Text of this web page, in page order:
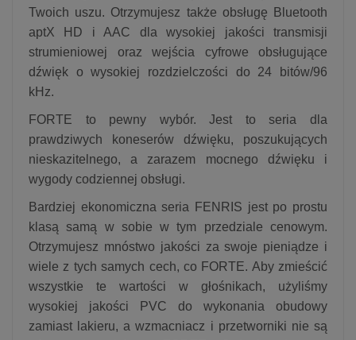
Twoich uszu. Otrzymujesz także obsługę Bluetooth
aptX HD i AAC dla wysokiej jakości transmisji
strumieniowej oraz wejścia cyfrowe obsługujące
dźwięk o wysokiej rozdzielczości do 24 bitów/96
kHz.
FORTE to pewny wybór. Jest to seria dla
prawdziwych koneserów dźwięku, poszukujących
nieskazitelnego, a zarazem mocnego dźwięku i
wygody codziennej obsługi.
Bardziej ekonomiczna seria FENRIS jest po prostu
klasą samą w sobie w tym przedziale cenowym.
Otrzymujesz mnóstwo jakości za swoje pieniądze i
wiele z tych samych cech, co FORTE. Aby zmieścić
wszystkie te wartości w głośnikach, użyliśmy
wysokiej jakości PVC do wykonania obudowy
zamiast lakieru, a wzmacniacz i przetworniki nie są